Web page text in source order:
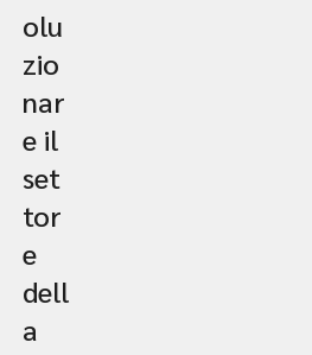
olu
zio
nar
e il
set
tor
e
dell
a